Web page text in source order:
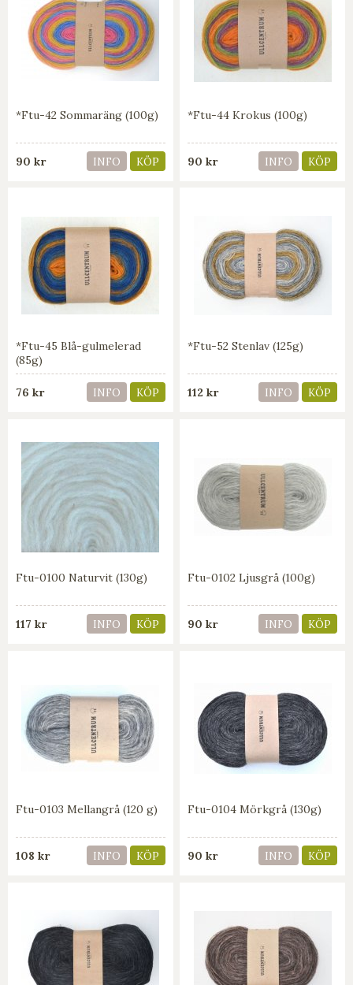
*Ftu-42 Sommaräng (100g)
90 kr INFO KÖP
*Ftu-44 Krokus (100g)
90 kr INFO KÖP
*Ftu-45 Blå-gulmelerad
(85g)
76 kr INFO KÖP
*Ftu-52 Stenlav (125g)
112 kr INFO KÖP
Ftu-0100 Naturvit (130g)
117 kr INFO KÖP
Ftu-0102 Ljusgrå (100g)
90 kr INFO KÖP
Ftu-0103 Mellangrå (120 g)
108 kr INFO KÖP
Ftu-0104 Mörkgrå (130g)
90 kr INFO KÖP